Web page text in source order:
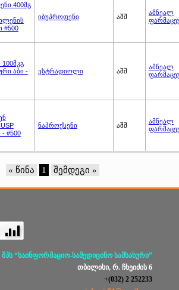
400მგ
#500
იბუპროფენი აშშ
ამნეალ
100მკგ
აბი -
ესტრადიოლი აშშ
ამნეალ
- #500
ნაპროქსენი აშშ
ამნეალ
« წინა 1 შემდეგი »
“საინფორმაციო-სამედიცინო სამსახური”
თბილისი, რ. ჩხეიძის 6
+(032) 2 252233